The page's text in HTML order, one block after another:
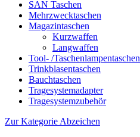
SAN Taschen
Mehrzwecktaschen
Magazintaschen
Kurzwaffen
Langwaffen
Tool- /Taschenlampentaschen
Trinkblasentaschen
Bauchtaschen
Tragesystemadapter
Tragesystemzubehör
Zur Kategorie Abzeichen